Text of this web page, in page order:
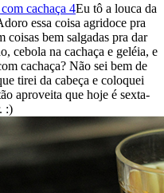
Eu tô a louca da
essa coisa agridoce pra
coisas bem salgadas pra dar
cebola na cachaça e geléia, e
cachaça? Não sei bem de
tirei da cabeça e coloquei
aproveita que hoje é sexta-
:)